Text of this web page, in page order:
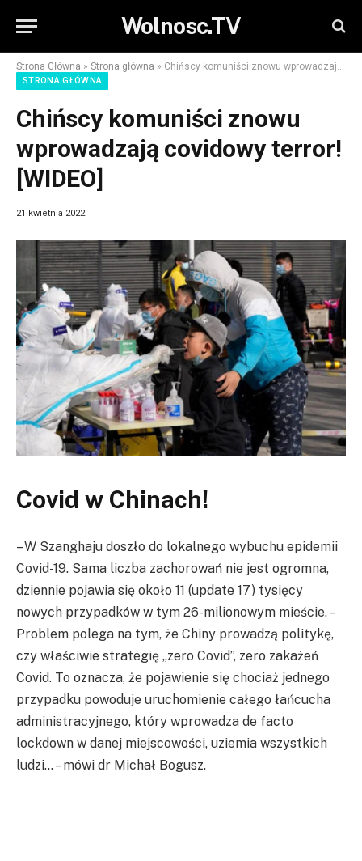
Wolnosc.TV
Strona Główna » Strona główna » Chińscy komuniści znowu wprowadzają covidowy terror! [WIDEO]
STRONA GŁÓWNA
Chińscy komuniści znowu
wprowadzają covidowy terror!
[WIDEO]
21 kwietnia 2022
Covid w Chinach!
– W Szanghaju doszło do lokalnego wybuchu epidemii
Covid-19. Sama liczba zachorowań nie jest ogromna,
dziennie pojawia się około 11 (update 17) tysięcy
nowych przypadków w tym 26-milionowym mieście. –
Problem polega na tym, że Chiny prowadzą politykę,
czy właściwie strategię „zero Covid”, zero zakażeń
Covid. To oznacza, że pojawienie się chociaż jednego
przypadku powoduje uruchomienie całego łańcucha
administracyjnego, który wprowadza de facto
lockdown w danej miejscowości, uziemia wszystkich
ludzi… – mówi dr Michał Bogusz.